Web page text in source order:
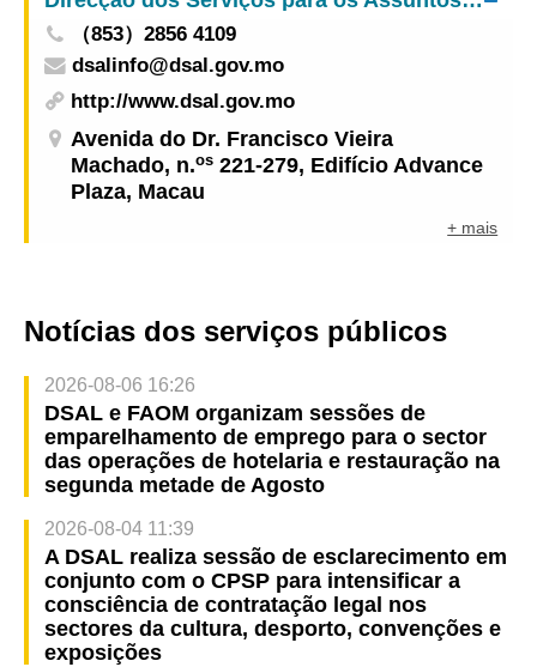
em meados de Julho
（853）2856 4109
dsalinfo@dsal.gov.mo
http://www.dsal.gov.mo
Avenida do Dr. Francisco Vieira
Machado, n.os 221-279, Edifício Advance
Plaza, Macau
+ mais
Notícias dos serviços públicos
2026-08-06 16:26
DSAL e FAOM organizam sessões de
emparelhamento de emprego para o sector
das operações de hotelaria e restauração na
segunda metade de Agosto
2026-08-04 11:39
A DSAL realiza sessão de esclarecimento em
conjunto com o CPSP para intensificar a
consciência de contratação legal nos
sectores da cultura, desporto, convenções e
exposições